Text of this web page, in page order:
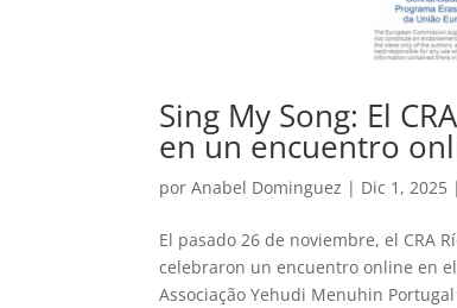
Sing My Song: El
en un encuentro
porAnabel Dominguez | Dic 1, 2025 |
El pasado 26 de noviembre, el CRA
celebraron un encuentro online en
Associação Yehudi Menuhin Portugal